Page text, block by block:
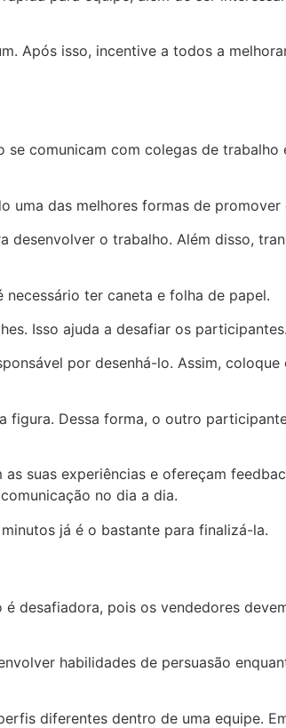
Após isso, incentive a todos a
comunicam com colegas de trabalho
uma das melhores formas de
o trabalho. Além disso,
necessário ter caneta e folha de papel.
Isso ajuda a desafiar os participantes.
por desenhá-lo. Assim,
Dessa forma, o outro
suas experiências e ofereçam
no dia a dia.
já é o bastante para finalizá-la.
desafiadora, pois os vendedores
habilidades de persuasão
diferentes dentro de uma equipe.